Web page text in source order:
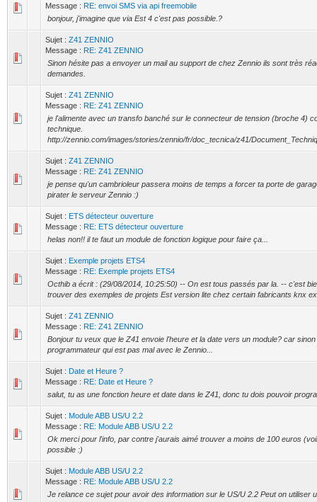
Message : RE: envoi SMS via api freemobile
bonjour, j'imagine que via Est 4 c'est pas possible.?
Sujet : Z41 ZENNIO
Message : RE: Z41 ZENNIO
Sinon hésite pas a envoyer un mail au support de chez Zennio ils sont très
demandes.
Sujet : Z41 ZENNIO
Message : RE: Z41 ZENNIO
je l'alimente avec un transfo banché sur le connecteur de tension (broche 4)
technique.
http://zennio.com/images/stories/zennio/fr/doc_tecnica/z41/
Sujet : Z41 ZENNIO
Message : RE: Z41 ZENNIO
je pense qu'un cambrioleur passera moins de temps a forcer ta porte de
pirater le serveur Zennio :)
Sujet : ETS détecteur ouverture
Message : RE: ETS détecteur ouverture
helas non!! il te faut un module de fonction logique pour faire ça...
Sujet : Exemple projets ETS4
Message : RE: Exemple projets ETS4
Octhib a écrit : (29/08/2014, 10:25:50) -- On est tous passés par la. -- c'est
trouver des exemples de projets Est version lite chez certain fabricants knx
Sujet : Z41 ZENNIO
Message : RE: Z41 ZENNIO
Bonjour tu veux que le Z41 envoie l'heure et la date vers un module? car
programmateur qui est pas mal avec le Zennio...
Sujet : Date et Heure ?
Message : RE: Date et Heure ?
salut, tu as une fonction heure et date dans le Z41, donc tu dois pouvoir
Sujet : Module ABB US/U 2.2
Message : RE: Module ABB US/U 2.2
Ok merci pour l'info, par contre j'aurais aimé trouver a moins de 100 euros
possible :)
Sujet : Module ABB US/U 2.2
Message : RE: Module ABB US/U 2.2
Je relance ce sujet pour avoir des information sur le US/U 2.2 Peut on utiliser